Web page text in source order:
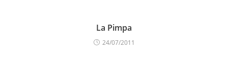
La Pimpa
24/07/2011